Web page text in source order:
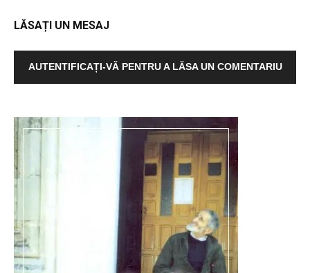
LĂSAȚI UN MESAJ
AUTENTIFICAȚI-VĂ PENTRU A LĂSA UN COMENTARIU